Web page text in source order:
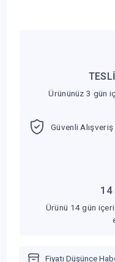
Ürününüz 3 gün
Güvenli Alışveriş
14
Ürünü 14 gün
Fiyatı Düşünce